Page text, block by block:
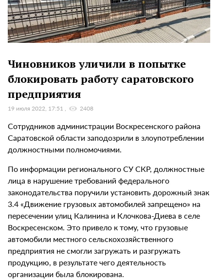
Чиновников уличили в попытке
блокировать работу саратовского
предприятия
19 июля 2022, 17:51 2408
Сотрудников администрации Воскресенского района
Саратовской области заподозрили в злоупотреблении
должностными полномочиями.
По информации регионального СУ СКР, должностные
лица в нарушение требований федерального
законодательства поручили установить дорожный знак
3.4 «Движение грузовых автомобилей запрещено» на
пересечении улиц Калинина и Клочкова-Диева в селе
Воскресенском. Это привело к тому, что грузовые
автомобили местного сельскохозяйственного
предприятия не смогли загружать и разгружать
продукцию, в результате чего деятельность
организации была блокирована.